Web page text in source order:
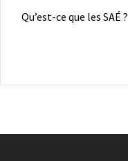
Qu’est-ce que les SAÉ ?